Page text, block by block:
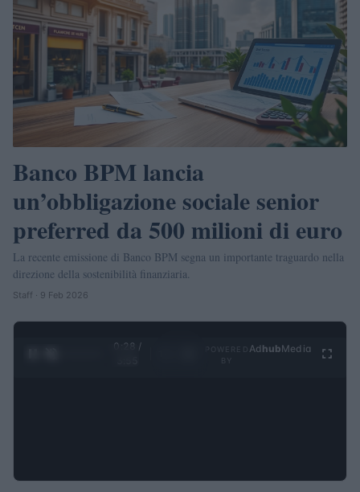
Banco BPM lancia
un’obbligazione sociale senior
preferred da 500 milioni di euro
La recente emissione di Banco BPM segna un importante traguardo nella
direzione della sostenibilità finanziaria.
Staff · 9 Feb 2026
0:29 /
Ad hubMedia